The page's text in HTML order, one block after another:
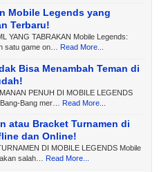
Mobile Legends yang
Terbaru!
YANG TABRAKAN Mobile Legends:
satu game on…
Read More...
Bisa Menambah Teman di
PENUH DI MOBILE LEGENDS
Bang mer…
Read More...
atau Bracket Turnamen di
dan Online!
DI MOBILE LEGENDS Mobile
salah…
Read More...